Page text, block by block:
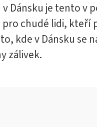
Dánsku je tento v
chudé lidi, kteří
kde v Dánsku se
zálivek.